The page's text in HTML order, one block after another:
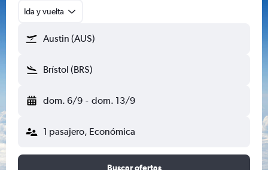
Ida y vuelta
Austin (AUS)
Brístol (BRS)
dom. 6/9 - dom. 13/9
1 pasajero, Económica
Buscar ofertas